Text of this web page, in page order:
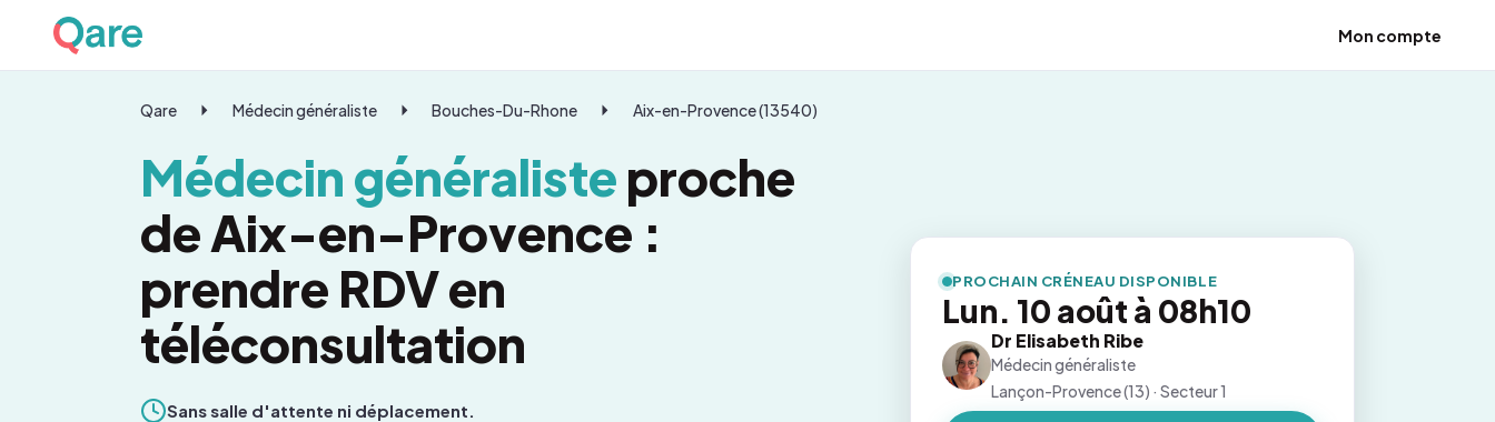
Mon compte
Qare Médecin généraliste Bouches-Du-Rhone Aix-en-Provence (13540)
Médecin généralisteproche
de Aix-en-Provence :
prendre RDV en
téléconsultation
Sans salle d'attente ni déplacement.
PROCHAIN CRÉNEAU DISPONIBLE
Lun. 10 août à 08h10
Dr Elisabeth Ribe
Médecin généraliste
Lançon-Provence (13) · Secteur 1